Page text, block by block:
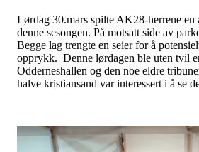
Lørdag 30.mars spilte AK28-herrene en
denne sesongen. På motsatt side av
Begge lag trengte en seier for å
opprykk. Denne lørdagen ble uten tvil
Odderneshallen og den noe eldre
halve kristiansand var interessert i å se